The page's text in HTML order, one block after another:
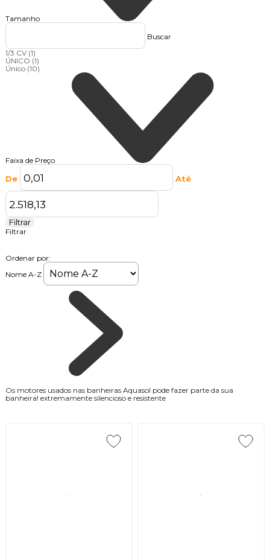
Tamanho
Buscar
1/3 CV (1)
ÚNICO (1)
Único (10)
Faixa de Preço
De Até
Filtrar
Filtrar
Ordenar por:
Nome A-Z
Os motores usados nas banheiras Aquasol pode fazer parte da sua
banheira! extremamente silencioso e resistente